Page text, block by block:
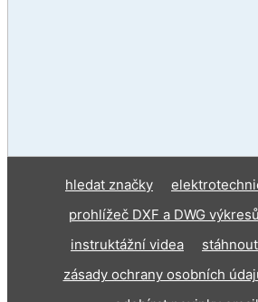
hledat značky
prohlížeč DXF a DWG výkresů
instruktážní videa
zásady ochrany osobních